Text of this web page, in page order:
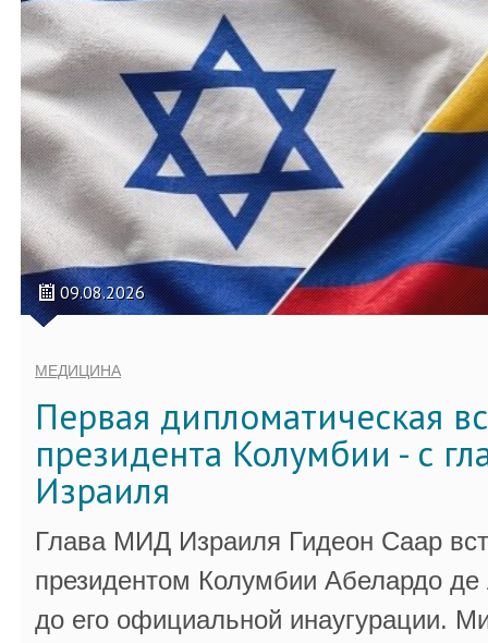
09.08.2026
МЕДИЦИНА
Первая дипломатическая
президента Колумбии - с
Израиля
Глава МИД Израиля Гидеон Саар
президентом Колумбии Абелардо
до его официальной инаугурации.